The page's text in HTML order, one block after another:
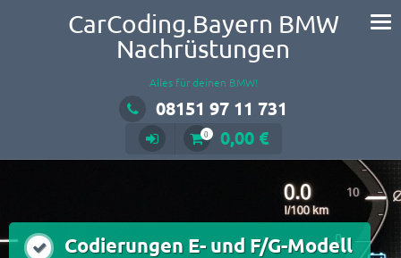
CarCoding.Bayern BMW
Nachrüstungen
Alles für deinen BMW!
08151 97 11 731
0 0,00 €
Codierungen E- und F/G-Modell